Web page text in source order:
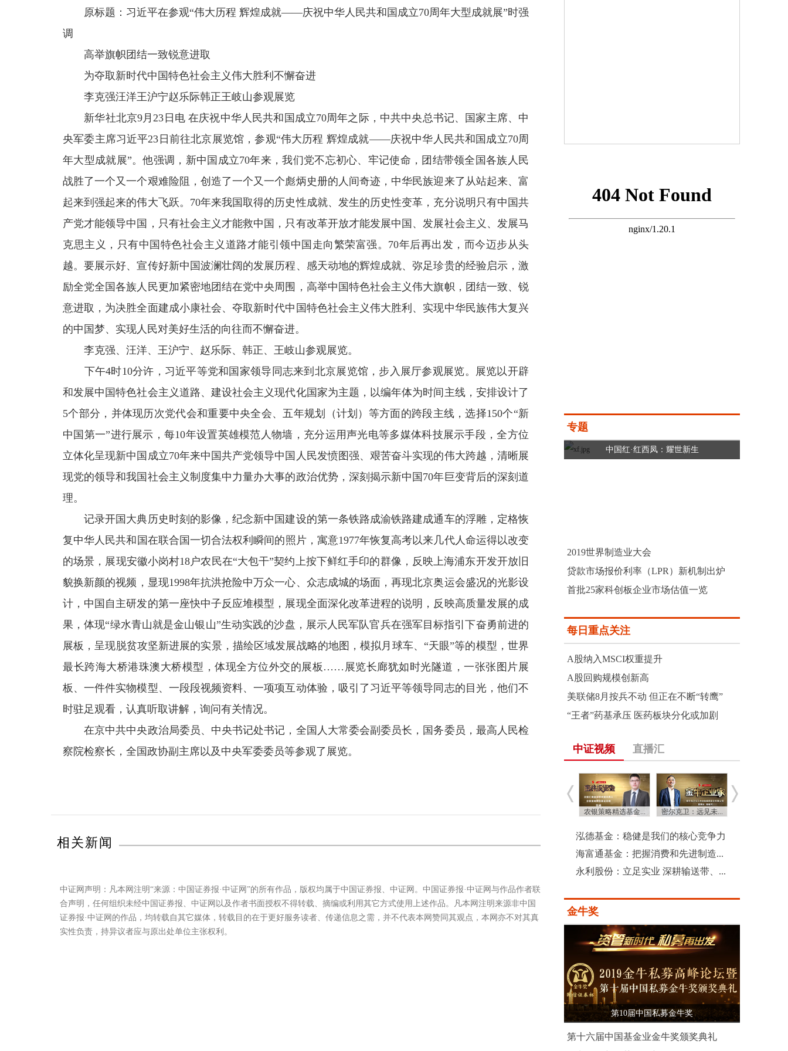
原标题： 习近平在参观“伟大历程 辉煌成就——庆祝中华人民共和国成立70周年大型成就展”时强
调
高举旗帜团结一致锐意进取
为夺取新时代中国特色社会主义伟大胜利不懈奋进
李克强汪洋王沪宁赵乐际韩正王岐山参观展览
新华社北京9月23日电 在庆祝中华人民共和国成立70周年之际，中共中央总书记、国家主席、中
央军委主席习近平23日前往北京展览馆，参观“伟大历程 辉煌成就——庆祝中华人民共和国成立70周
年大型成就展”。他强调，新中国成立70年来，我们党不忘初心、牢记使命，团结带领全国各族人民
战胜了一个又一个艰难险阻，创造了一个又一个彪炳史册的人间奇迹，中华民族迎来了从站起来、富
起来到强起来的伟大飞跃。70年来我国取得的历史性成就、发生的历史性变革，充分说明只有中国共
产党才能领导中国，只有社会主义才能救中国，只有改革开放才能发展中国、发展社会主义、发展马
克思主义，只有中国特色社会主义道路才能引领中国走向繁荣富强。70年后再出发，而今迈步从头
越。要展示好、宣传好新中国波澜壮阔的发展历程、感天动地的辉煌成就、弥足珍贵的经验启示，激
励全党全国各族人民更加紧密地团结在党中央周围，高举中国特色社会主义伟大旗帜，团结一致、锐
意进取，为决胜全面建成小康社会、夺取新时代中国特色社会主义伟大胜利、实现中华民族伟大复兴
的中国梦、实现人民对美好生活的向往而不懈奋进。
李克强、汪洋、王沪宁、赵乐际、韩正、王岐山参观展览。
下午4时10分许，习近平等党和国家领导同志来到北京展览馆，步入展厅参观展览。展览以开辟
和发展中国特色社会主义道路、建设社会主义现代化国家为主题，以编年体为时间主线，安排设计了
5个部分，并体现历次党代会和重要中央全会、五年规划（计划）等方面的跨段主线，选择150个“新
中国第一”进行展示，每10年设置英雄模范人物墙，充分运用声光电等多媒体科技展示手段，全方位
立体化呈现新中国成立70年来中国共产党领导中国人民发愤图强、艰苦奋斗实现的伟大跨越，清晰展
现党的领导和我国社会主义制度集中力量办大事的政治优势，深刻揭示新中国70年巨变背后的深刻道
理。
记录开国大典历史时刻的影像，纪念新中国建设的第一条铁路成渝铁路建成通车的浮雕，定格恢
复中华人民共和国在联合国一切合法权利瞬间的照片，寓意1977年恢复高考以来几代人命运得以改变
的场景，展现安徽小岗村18户农民在“大包干”契约上按下鲜红手印的群像，反映上海浦东开发开放旧
貌换新颜的视频，显现1998年抗洪抢险中万众一心、众志成城的场面，再现北京奥运会盛况的光影设
计，中国自主研发的第一座快中子反应堆模型，展现全面深化改革进程的说明，反映高质量发展的成
果，体现“绿水青山就是金山银山”生动实践的沙盘，展示人民军队官兵在强军目标指引下奋勇前进的
展板，呈现脱贫攻坚新进展的实景，描绘区域发展战略的地图，模拟月球车、“天眼”等的模型，世界
最长跨海大桥港珠澳大桥模型，体现全方位外交的展板……展览长廊犹如时光隧道，一张张图片展
板、一件件实物模型、一段段视频资料、一项项互动体验，吸引了习近平等领导同志的目光，他们不
时驻足观看，认真听取讲解，询问有关情况。
在京中共中央政治局委员、中央书记处书记，全国人大常委会副委员长，国务委员，最高人民检
察院检察长，全国政协副主席以及中央军委委员等参观了展览。
相关新闻
中证网声明：凡本网注明“来源：中国证券报·中证网”的所有作品，版权均属于中国证券报、中证网。中国证券报·中证网与作品作者联
合声明，任何组织未经中国证券报、中证网以及作者书面授权不得转载、摘编或利用其它方式使用上述作品。凡本网注明来源非中国
证券报·中证网的作品，均转载自其它媒体，转载目的在于更好服务读者、传递信息之需，并不代表本网赞同其观点，本网亦不对其真
实性负责，持异议者应与原出处单位主张权利。
专题
中国红·红西凤：耀世新生
2019世界制造业大会
贷款市场报价利率（LPR）新机制出炉
首批25家科创板企业市场估值一览
每日重点关注
A股纳入MSCI权重提升
A股回购规模创新高
美联储8月按兵不动 但正在不断“转鹰”
“王者”药基承压 医药板块分化或加剧
中证视频 直播汇
农银策略精选基金... 密尔克卫：远见未...
泓德基金：稳健是我们的核心竞争力
海富通基金：把握消费和先进制造...
永利股份：立足实业 深耕输送带、...
金牛奖
第10届中国私募金牛奖
第十六届中国基金业金牛奖颁奖典礼